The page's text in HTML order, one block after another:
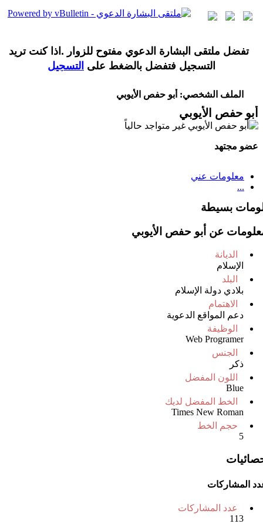
تفضل ملتقى البشارة الدعوي مفتوح للزوار .اذا كنت تريد
التسجيل فتفضل بالضغط على التسجيل
الملف الشخصي: أبو حفص الأيوبي
أبو حفص الأيوبي
عضو مجتهد
معلومات عني
...
بسيطة
عن أبو حفص الأيوبي
الديانة
الإسلام
البلد
بلادي دولة الإسلام
الاهتمام
دعم المواقع الدعوية
الوظيفة
Web Programer
الجنس
ذكر
اللون المفضل
Blue
الخط المفضل لديك
Times New Roman
حجم الخط
5
المشاركات
عدد المشاركات
113